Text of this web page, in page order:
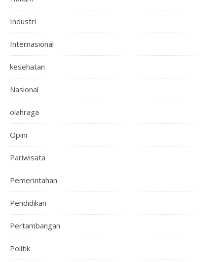
Industri
Internasional
kesehatan
Nasional
olahraga
Opini
Pariwisata
Pemerintahan
Pendidikan
Pertambangan
Politik